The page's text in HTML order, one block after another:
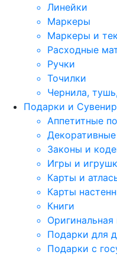
Линейки
Маркеры
Маркеры и
Расходные
Ручки
Точилки
Чернила,
Подарки и
Аппетитные
Законы и
Игры и
Карты и
Карты
Книги
Оригинальная
Подарки для
Подарки с